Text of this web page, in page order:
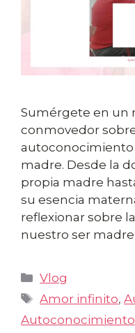
Sumérgete en un
conmovedor
autoconocimiento
madre. Desde la
propia madre
su esencia
reflexionar sobre
nuestro ser
Categorías
Vlog
Etiquetas
Amor infinito,
Autoconocimiento